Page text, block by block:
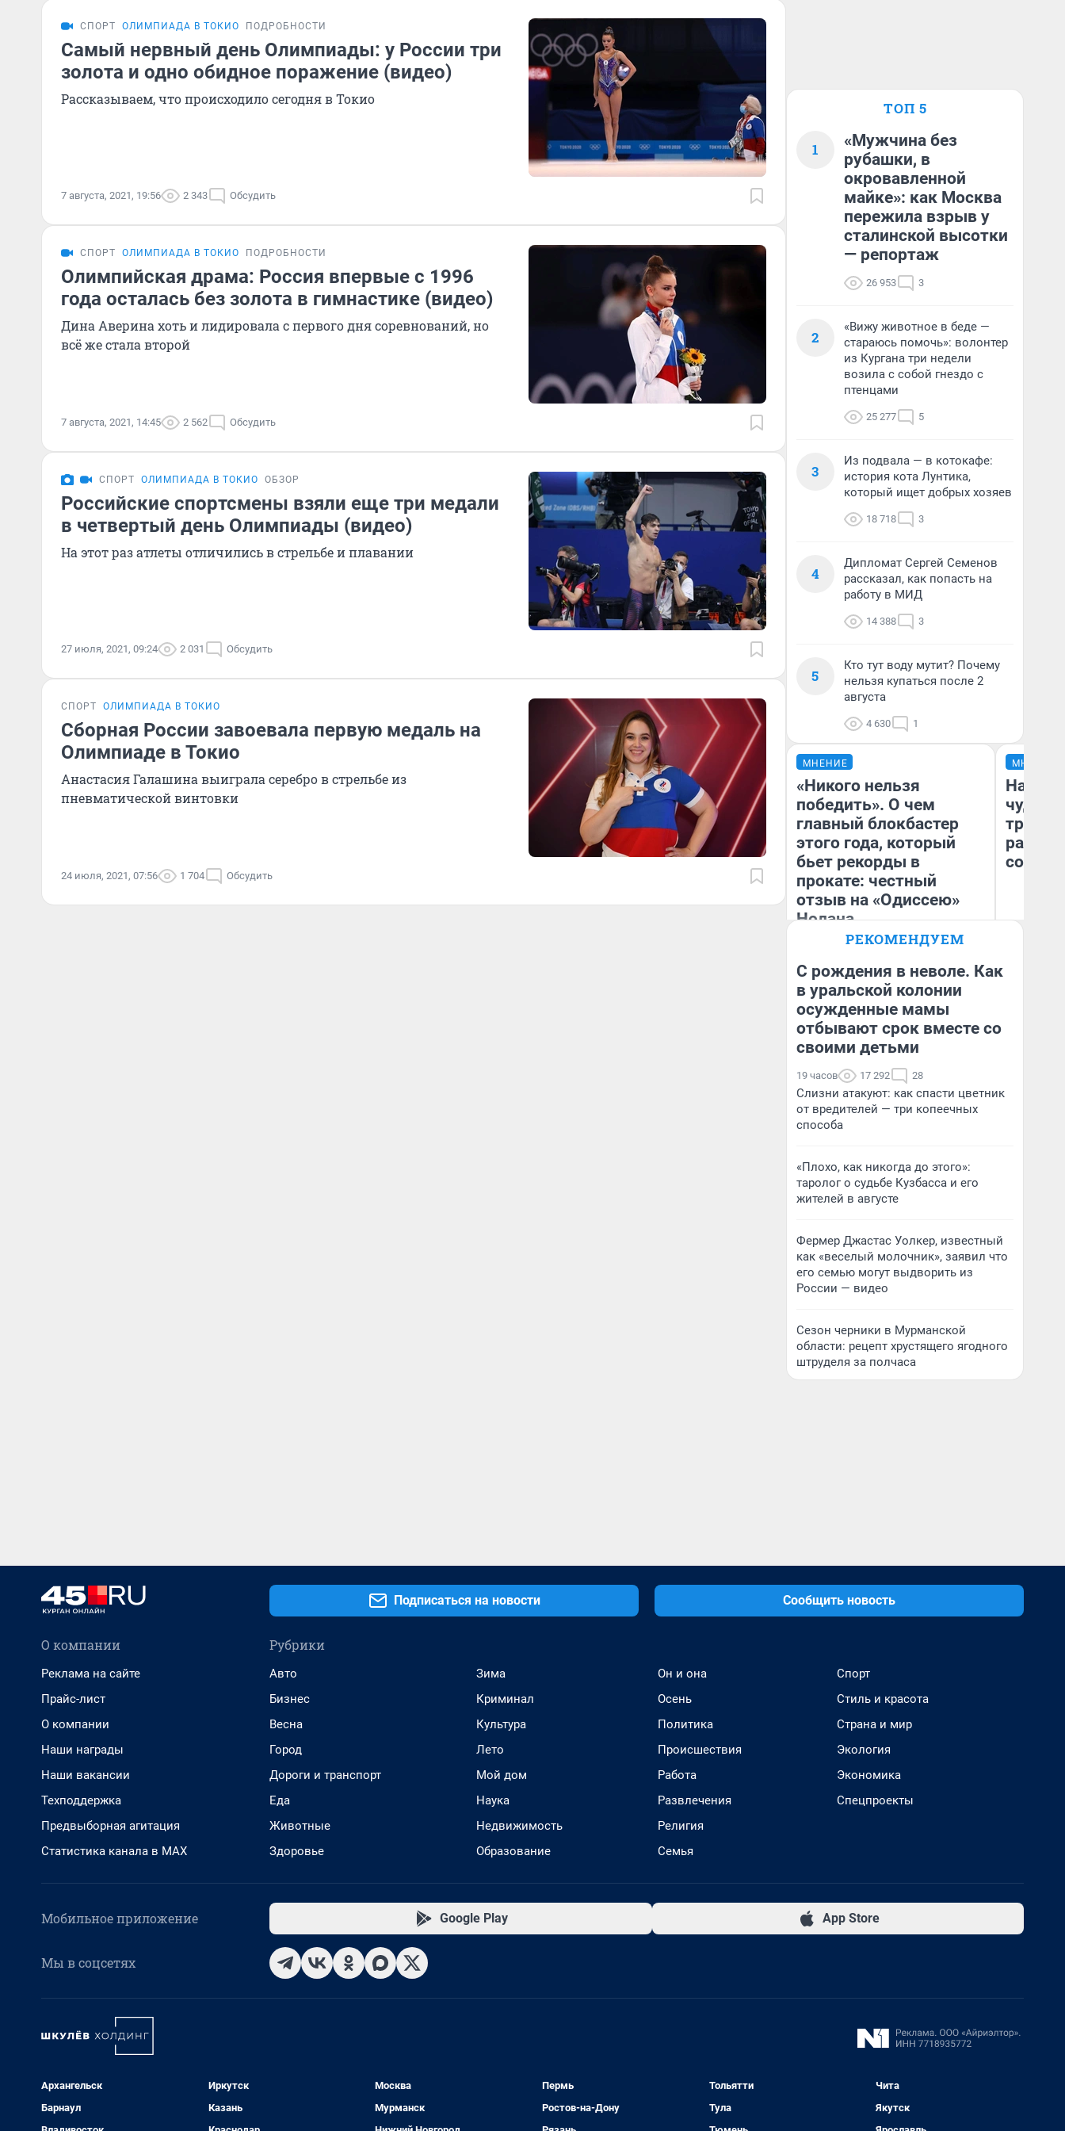
СПОРТ ОЛИМПИАДА В ТОКИО ПОДРОБНОСТИ
Самый нервный день Олимпиады: у России три
золота и одно обидное поражение (видео)
Рассказываем, что происходило сегодня в Токио
7 августа, 2021, 19:56 2 343 Обсудить
СПОРТ ОЛИМПИАДА В ТОКИО ПОДРОБНОСТИ
Олимпийская драма: Россия впервые с 1996
года осталась без золота в гимнастике (видео)
Дина Аверина хоть и лидировала с первого дня соревнований, но
всё же стала второй
7 августа, 2021, 14:45 2 562 Обсудить
СПОРТ ОЛИМПИАДА В ТОКИО ОБЗОР
Российские спортсмены взяли еще три медали
в четвертый день Олимпиады (видео)
На этот раз атлеты отличились в стрельбе и плавании
27 июля, 2021, 09:24 2 031 Обсудить
СПОРТ ОЛИМПИАДА В ТОКИО
Сборная России завоевала первую медаль на
Олимпиаде в Токио
Анастасия Галашина выиграла серебро в стрельбе из
пневматической винтовки
24 июля, 2021, 07:56 1 704 Обсудить
ТОП 5
1
«Мужчина без
рубашки, в
окровавленной
майке»: как Москва
пережила взрыв у
сталинской высотки
— репортаж
26 953 3
2
«Вижу животное в беде —
стараюсь помочь»: волонтер
из Кургана три недели
возила с собой гнездо с
птенцами
25 277 5
3
Из подвала — в котокафе:
история кота Лунтика,
который ищет добрых хозяев
18 718 3
4
Дипломат Сергей Семенов
рассказал, как попасть на
работу в МИД
14 388 3
5
Кто тут воду мутит? Почему
нельзя купаться после 2
августа
4 630 1
МНЕНИЕ
«Никого нельзя
победить». О чем
главный блокбастер
этого года, который
бьет рекорды в
прокате: честный
отзыв на «Одиссею»
Нолана
Стас Соколов
МНЕНИЕ
чудом
РЕКОМЕНДУЕМ
С рождения в неволе. Как
в уральской колонии
осужденные мамы
отбывают срок вместе со
своими детьми
19 часов 17 292 28
Слизни атакуют: как спасти цветник
от вредителей — три копеечных
способа
«Плохо, как никогда до этого»:
таролог о судьбе Кузбасса и его
жителей в августе
Фермер Джастас Уолкер, известный
как «веселый молочник», заявил что
его семью могут выдворить из
России — видео
Сезон черники в Мурманской
области: рецепт хрустящего ягодного
штруделя за полчаса
Подписаться на новости Сообщить новость
О компании
Реклама на сайте
Прайс-лист
О компании
Наши награды
Наши вакансии
Техподдержка
Предвыборная агитация
Статистика канала в MAX
Рубрики
Авто
Бизнес
Весна
Город
Дороги и транспорт
Еда
Животные
Здоровье
Зима
Криминал
Культура
Лето
Мой дом
Наука
Недвижимость
Образование
Он и она
Осень
Политика
Происшествия
Работа
Развлечения
Религия
Семья
Спорт
Стиль и красота
Страна и мир
Экология
Экономика
Спецпроекты
Мобильное приложение Google Play App Store
Мы в соцсетях
Архангельск
Барнаул
Иркутск
Казань
Москва
Мурманск
Пермь
Ростов-на-Дону
Тольятти
Тула
Чита
Якутск